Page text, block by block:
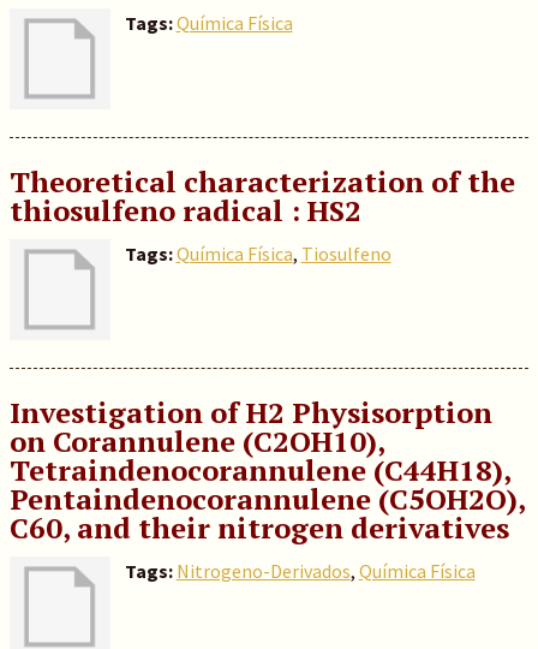
Tags:Química Física
Theoretical characterization of the
thiosulfeno radical : HS2
Tags:Química Física, Tiosulfeno
Investigation of H2 Physisorption
on Corannulene (C2OH10),
Tetraindenocorannulene (C44H18),
Pentaindenocorannulene (C5OH2O),
C60, and their nitrogen derivatives
Tags: Nitrogeno-Derivados, Química Física